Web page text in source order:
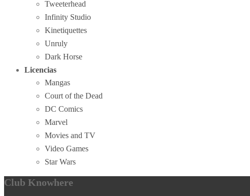
Tweeterhead
Infinity Studio
Kinetiquettes
Unruly
Dark Horse
Licencias
Mangas
Court of the Dead
DC Comics
Marvel
Movies and TV
Video Games
Star Wars
Club Knowhere